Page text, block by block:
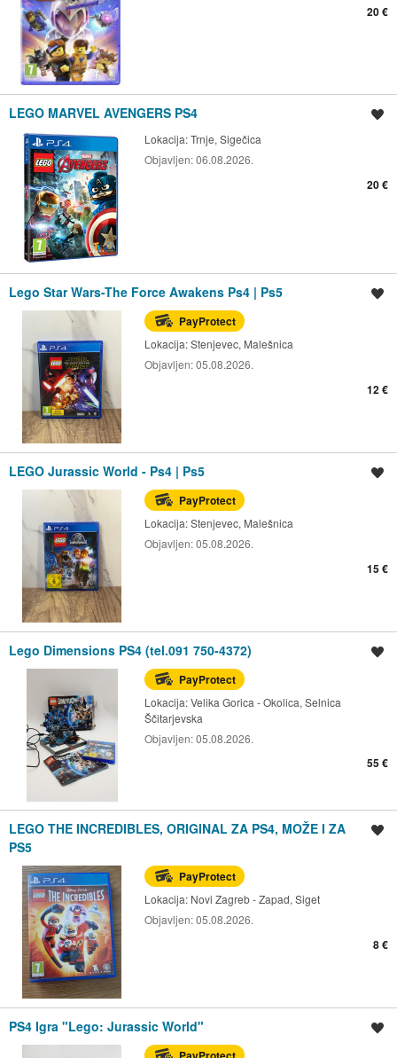
20 €
LEGO MARVEL AVENGERS PS4
Lokacija:Trnje, Sigečica
Objavljen:06.08.2026.
20 €
Lego Star Wars-The Force Awakens Ps4 | Ps5
PayProtect
Lokacija:Stenjevec, Malešnica
Objavljen:05.08.2026.
12 €
LEGO Jurassic World - Ps4 | Ps5
PayProtect
Lokacija:Stenjevec, Malešnica
Objavljen:05.08.2026.
15 €
Lego Dimensions PS4 (tel.091 750-4372)
PayProtect
Lokacija:Velika Gorica - Okolica, Selnica
Ščitarjevska
Objavljen:05.08.2026.
55 €
LEGO THE INCREDIBLES, ORIGINAL ZA PS4, MOŽE I ZA
PS5
PayProtect
Lokacija: Novi Zagreb - Zapad, Siget
Objavljen:05.08.2026.
8 €
PS4 Igra "Lego: Jurassic World"